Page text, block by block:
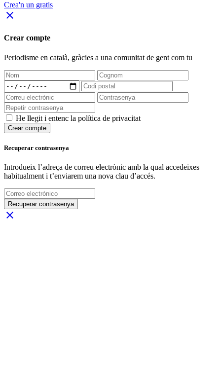
Crea'n un gratis
close
Crear compte
Periodisme en català, gràcies a una comunitat de gent com tu
He llegit i entenc la política de privacitat
Crear compte
Recuperar contrasenya
Introdueix l’adreça de correu electrònic amb la qual accedeixes
habitualment i t’enviarem una nova clau d’accés.
Recuperar contrasenya
close